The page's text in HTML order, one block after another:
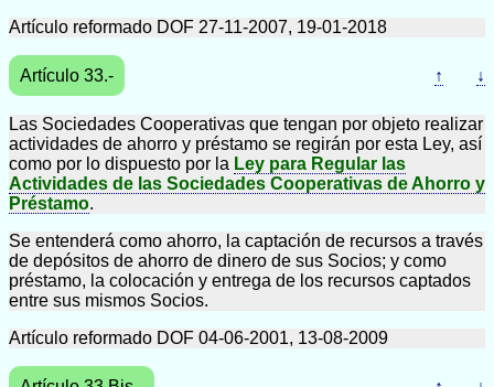
Artículo reformado DOF 27-11-2007, 19-01-2018
Artículo 33.- ↑ ↓
Las Sociedades Cooperativas que tengan por objeto realizar
actividades de ahorro y préstamo se regirán por esta Ley, así
como por lo dispuesto por la Ley para Regular las
Actividades de las Sociedades Cooperativas de Ahorro y
Préstamo.
Se entenderá como ahorro, la captación de recursos a través
de depósitos de ahorro de dinero de sus Socios; y como
préstamo, la colocación y entrega de los recursos captados
entre sus mismos Socios.
Artículo reformado DOF 04-06-2001, 13-08-2009